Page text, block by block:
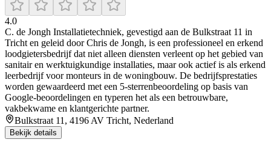
4.0
C. de Jongh Installatietechniek, gevestigd aan de Bulkstraat 11 in
Tricht en geleid door Chris de Jongh, is een professioneel en erkend
loodgietersbedrijf dat niet alleen diensten verleent op het gebied van
sanitair en werktuigkundige installaties, maar ook actief is als erkend
leerbedrijf voor monteurs in de woningbouw. De bedrijfsprestaties
worden gewaardeerd met een 5-sterrenbeoordeling op basis van
Google-beoordelingen en typeren het als een betrouwbare,
vakbekwame en klantgerichte partner.
Bulkstraat 11, 4196 AV Tricht, Nederland
Bekijk details